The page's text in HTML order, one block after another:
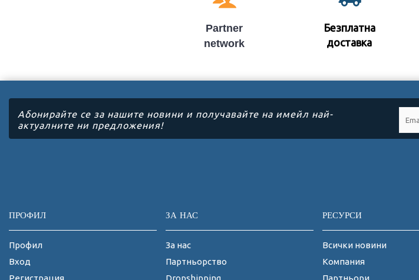
Partner
network
Безплатна
доставка
Абонирайте се за нашите новини и получавайте на имейл най-
актуалните ни предложения!
ПРОФИЛ
Профил
Вход
Регистрация
ЗА НАС
За нас
Партньорство
Dropshipping
РЕСУРСИ
Всички новини
Компания
Партньори